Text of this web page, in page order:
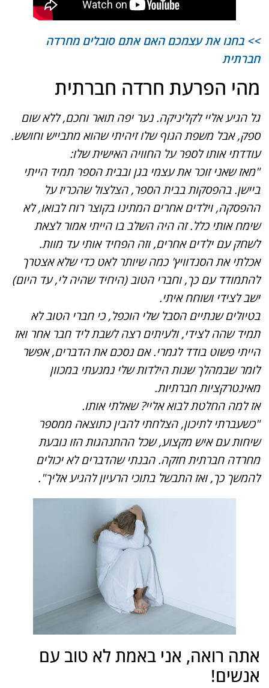
>> בחנו את עצמכם האם אתם סובלים מחרדה
חברתית
מהי הפרעת חרדה חברתית
גל הגיע אליי לקליניקה. נער יפה תואר וחכם, ללא שום
ספק, אבל משפת הגוף שלו זיהיתי שהוא מתבייש וחושש.
עודדתי אותו לספר על החוויה האישית שלו:
"מאז שאני זוכר את עצמי בגן ובבית הספר תמיד הייתי
ביישן. בהפסקות בבית הספר, הצלצול שהכריז על
ההפסקה, וילדים אחרים המתינו בקוצר רוח לבואו, לא
שימח אותי כלל. זה היה השלב בו הייתי אמור לצאת
לשחק עם ילדים אחרים, וזה הפחיד אותי עד מוות.
אכלתי את הסנדוויץ' כמה שיותר לאט כדי שלא אצטרך
להתמודד עם כך, וחברי הטוב (היחיד שהיה לי, עד היום)
ישב לצידי ושוחח איתי.
בטיולים שנתיים הסבל שלי הוכפל, כי חברי הטוב לא
תמיד שהה לצידי, ולעיתים רצה לשבת ליד חבר אחר ואז
הייתי פשוט בודד לגמרי. אם נסכם את הדברים, אפשר
לומר שבמהלך שנות הילדות שלי נמנעתי במכוון
מאינטרקציות חברתיות.
אז למה החלטת לבוא אליי? שאלתי אותו.
"כשעברתי לתיכון, הצלחתי להבין כתוצאה ממספר
שיחות עם איש מקצוע, שכל ההתנהגות הזו נובעת
מחרדה חברתית חזקה. הבנתי שהדברים לא יכולים
להמשך כך, ואז התבשל בתוכי הרעיון להגיע אליך".
אתה רואה, אני באמת לא טוב עם
אנשים!